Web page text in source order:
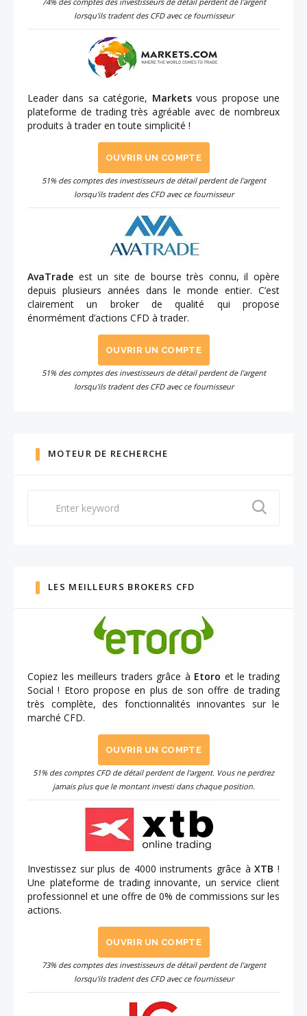
lorsqu'ils tradent des CFD avec ce fournisseur
Leader dans sa catégorie, Marketsvous propose une
plateforme de trading très agréable avec de nombreux
produits à trader en toute simplicité !
OUVRIR UN COMPTE
51% des comptes des investisseurs de détail perdent de l'argent
lorsqu'ils tradent des CFD avec ce fournisseur
AvaTrade est un site de bourse très connu, il opère
depuis plusieurs années dans le monde entier. C’est
clairement un broker de qualité qui propose
énormément d’actions CFD à trader.
OUVRIR UN COMPTE
51% des comptes des investisseurs de détail perdent de l'argent
lorsqu'ils tradent des CFD avec ce fournisseur
MOTEUR DE RECHERCHE
LES MEILLEURS BROKERS CFD
Copiez les meilleurs traders grâce à Etoro et le trading
Social ! Etoro propose en plus de son offre de trading
très complète, des fonctionnalités innovantes sur le
marché CFD.
OUVRIR UN COMPTE
51% des comptes CFD de détail perdent de l'argent. Vous ne perdrez
jamais plus que le montant investi dans chaque position.
Investissez sur plus de 4000 instruments grâce àXTB !
Une plateforme de trading innovante, un service client
professionnel et une offre de 0% de commissions sur les
actions.
OUVRIR UN COMPTE
73% des comptes des investisseurs de détail perdent de l'argent
lorsqu'ils tradent des CFD avec ce fournisseur